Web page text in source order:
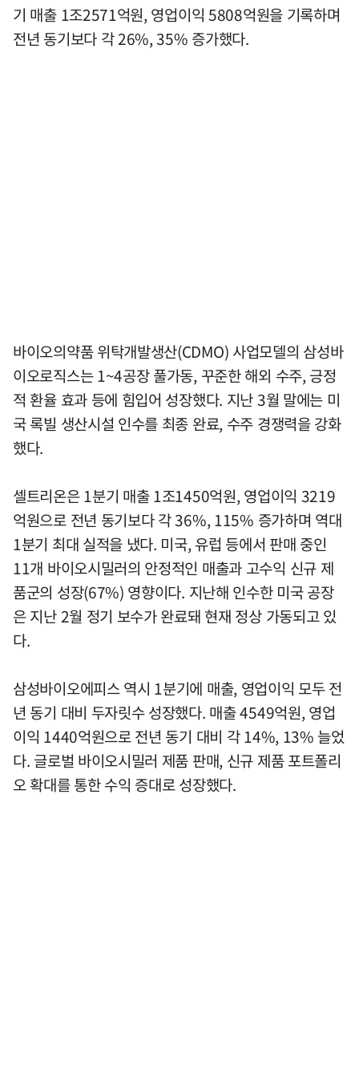
기 매출 1조2571억원, 영업이익 5808억원을 기록하며
전년 동기보다 각 26%, 35% 증가했다.
바이오의약품 위탁개발생산(CDMO) 사업모델의 삼성바
이오로직스는 1~4공장 풀가동, 꾸준한 해외 수주, 긍정
적 환율 효과 등에 힘입어 성장했다. 지난 3월 말에는 미
국 록빌 생산시설 인수를 최종 완료, 수주 경쟁력을 강화
했다.
셀트리온은 1분기 매출 1조1450억원, 영업이익 3219
억원으로 전년 동기보다 각 36%, 115% 증가하며 역대
1분기 최대 실적을 냈다. 미국, 유럽 등에서 판매 중인
11개 바이오시밀러의 안정적인 매출과 고수익 신규 제
품군의 성장(67%) 영향이다. 지난해 인수한 미국 공장
은 지난 2월 정기 보수가 완료돼 현재 정상 가동되고 있
다.
삼성바이오에피스 역시 1분기에 매출, 영업이익 모두 전
년 동기 대비 두자릿수 성장했다. 매출 4549억원, 영업
이익 1440억원으로 전년 동기 대비 각 14%, 13% 늘었
다. 글로벌 바이오시밀러 제품 판매, 신규 제품 포트폴리
오 확대를 통한 수익 증대로 성장했다.